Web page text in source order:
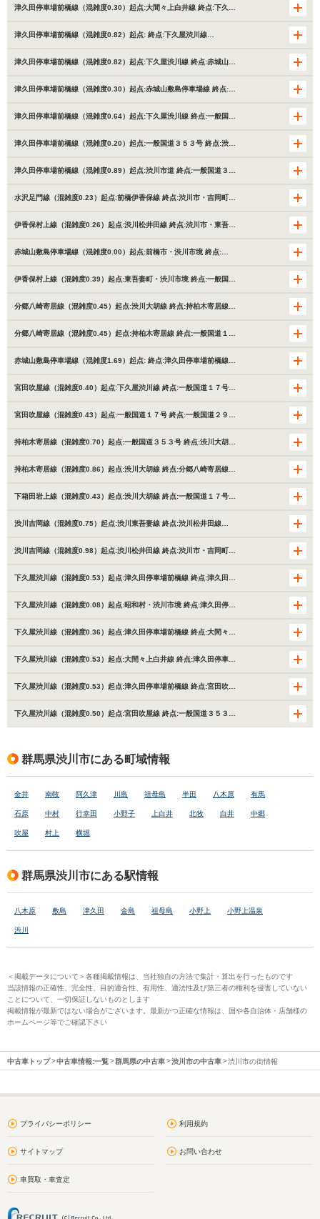
津久田停車場前橋線（混雑度0.30）起点:大間々上白井線 終点:下久…
津久田停車場前橋線（混雑度0.82）起点: 終点:下久屋渋川線…
津久田停車場前橋線（混雑度0.82）起点:下久屋渋川線 終点:赤城山…
津久田停車場前橋線（混雑度0.30）起点:赤城山敷島停車場線 終点:…
津久田停車場前橋線（混雑度0.64）起点:下久屋渋川線 終点:一般国…
津久田停車場前橋線（混雑度0.20）起点:一般国道３５３号 終点:渋…
津久田停車場前橋線（混雑度0.89）起点:渋川市道 終点:一般国道３…
水沢足門線（混雑度0.23）起点:前橋伊香保線 終点:渋川市・吉岡町…
伊香保村上線（混雑度0.26）起点:渋川松井田線 終点:渋川市・東吾…
赤城山敷島停車場線（混雑度0.00）起点:前橋市・渋川市境 終点:…
伊香保村上線（混雑度0.39）起点:東吾妻町・渋川市境 終点:一般国…
分郷八崎寄居線（混雑度0.45）起点:渋川大胡線 終点:持柏木寄居線…
分郷八崎寄居線（混雑度0.45）起点:持柏木寄居線 終点:一般国道１…
赤城山敷島停車場線（混雑度1.69）起点: 終点:津久田停車場前橋線…
宮田吹屋線（混雑度0.40）起点:下久屋渋川線 終点:一般国道１７号…
宮田吹屋線（混雑度0.43）起点:一般国道１７号 終点:一般国道２９…
持柏木寄居線（混雑度0.70）起点:一般国道３５３号 終点:渋川大胡…
持柏木寄居線（混雑度0.86）起点:渋川大胡線 終点:分郷八崎寄居線…
下箱田岩上線（混雑度0.43）起点:渋川大胡線 終点:一般国道１７号…
渋川吉岡線（混雑度0.75）起点:渋川東吾妻線 終点:渋川松井田線…
渋川吉岡線（混雑度0.98）起点:渋川松井田線 終点:渋川市・吉岡町…
下久屋渋川線（混雑度0.53）起点:津久田停車場前橋線 終点:津久田…
下久屋渋川線（混雑度0.08）起点:昭和村・渋川市境 終点:津久田停…
下久屋渋川線（混雑度0.36）起点:津久田停車場前橋線 終点:大間々…
下久屋渋川線（混雑度0.53）起点:大間々上白井線 終点:津久田停車…
下久屋渋川線（混雑度0.53）起点:津久田停車場前橋線 終点:宮田吹…
下久屋渋川線（混雑度0.50）起点:宮田吹屋線 終点:一般国道３５３…
群馬県渋川市にある町域情報
金井 南牧 阿久津 川島 祖母島 半田 八木原 有馬
石原 中村 行幸田 小野子 上白井 北牧 白井 中郷
吹屋 村上 横堀
群馬県渋川市にある駅情報
八木原 敷島 津久田 金島 祖母島 小野上 小野上温泉
渋川
＜掲載データについて＞各種掲載情報は、当社独自の方法で集計・算出を行ったものです
当該情報の正確性、完全性、目的適合性、有用性、適法性及び第三者の権利を侵害していない
ことについて、一切保証しないものとします
掲載情報が最新ではない場合がございます。最新かつ正確な情報は、国や各自治体・店舗様の
ホームページ等でご確認下さい
中古車トップ 中古車情報:一覧 群馬県の中古車 渋川市の中古車 渋川市の街情報
プライバシーポリシー 利用規約
サイトマップ お問い合わせ
車買取・車査定